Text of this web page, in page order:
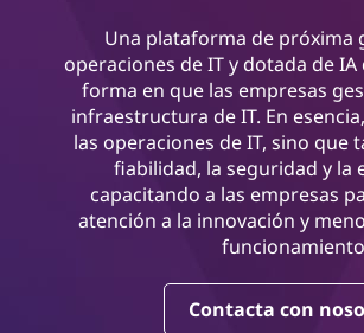
Una plataforma de próxima
operaciones de IT y dotada de
forma en que las empresas
infraestructura de IT. En
las operaciones de IT, sino que
fiabilidad, la seguridad y la
capacitando a las empresas
atención a la innovación y
Contacta con